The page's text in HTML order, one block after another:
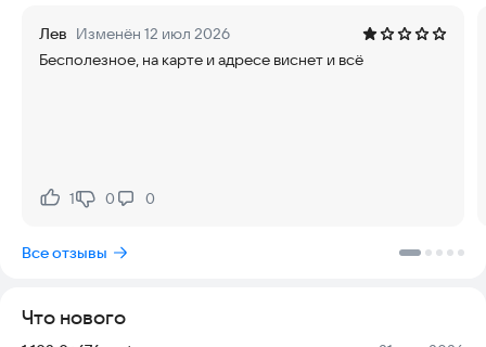
• Лучший зоомагазин и ветаптеку для любимцев в вашем
• Самовывоз с дополнительной скидкой от 30 минут в
магазинах сети.
• Особую категорию товаров с PRO-ценой (самая низкая
Лев Изменён 12 июл 2026
Бесполезное, на карте и адресе виснет и всё
Нравится:
1Не нравится:
0 0
Все отзывы
Что нового